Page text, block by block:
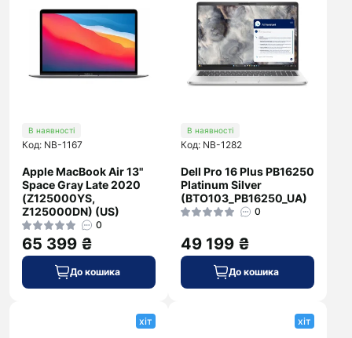
В наявності
Код: NB-1167
Apple MacBook Air 13"
Space Gray Late 2020
(Z125000YS,
Z125000DN) (US)
0
65 399 ₴
До кошика
В наявності
Код: NB-1282
Dell Pro 16 Plus PB16250
Platinum Silver
(BTO103_PB16250_UA)
0
49 199 ₴
До кошика
хіт хіт